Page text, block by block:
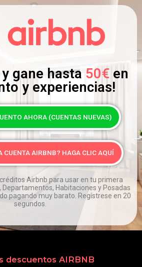
gane hasta 50€ en
y experiencias!
AHORA (CUENTAS NUEVAS)
CUENTA AIRBNB? HAGA CLIC AQUÍ
Airbnb para usar en tu primera
Departamentos, Habitaciones y Posadas
pagando muy barato. Regístrese en 20
segundos.
descuentos AIRBNB